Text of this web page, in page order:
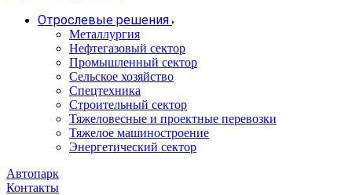
Отрослевые решения
Металлургия
Нефтегазовый сектор
Промышленный сектор
Сельское хозяйство
Спецтехника
Строительный сектор
Тяжеловесные и проектные перевозки
Тяжелое машиностроение
Энергетический сектор
Автопарк
Контакты